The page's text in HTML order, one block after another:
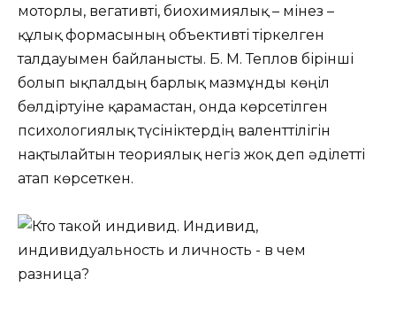
моторлы, вегативті, биохимиялық – мінез –
құлық формасының объективті тіркелген
талдауымен байланысты. Б. М. Теплов бірінші
болып ықпалдың барлық мазмұнды көңіл
бөлдіртуіне қарамастан, онда көрсетілген
психологиялық түсініктердің валенттілігін
нақтылайтын теориялық негіз жоқ деп әділетті
атап көрсеткен.